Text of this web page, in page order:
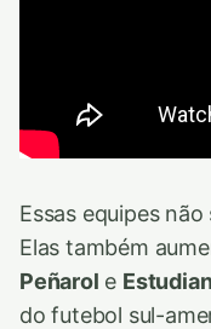
Essas equipes
Elas também
Peñarol e
do futebol sul-